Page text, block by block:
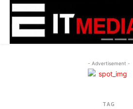
- Advertisement -
TAG